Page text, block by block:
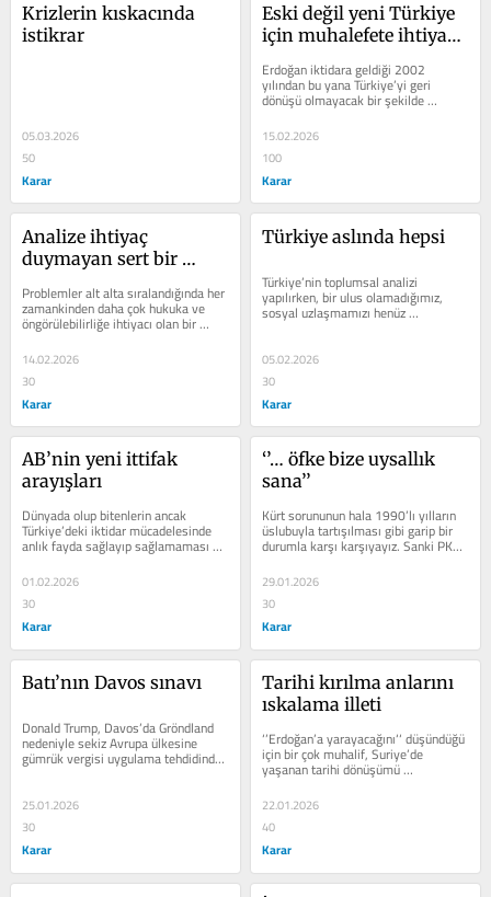
Krizlerin kıskacında
istikrar
05.03.2026
50
Karar
Eski değil yeni Türkiye
için muhalefete ihtiyaç
Erdoğan iktidara geldiği 2002
yılından bu yana Türkiye’yi geri
dönüşü olmayacak bir şekilde
değiştirdi. Muhalefetse bu değişimi
yok...
15.02.2026
100
Karar
Analize ihtiyaç
duymayan sert bir
Problemler alt alta sıralandığında her
zamankinden daha çok hukuka ve
öngörülebilirliğe ihtiyacı olan bir
ülkenin tam aksine ikisinden de...
14.02.2026
30
Karar
Türkiye aslında hepsi
Türkiye’nin toplumsal analizi
yapılırken, bir ulus olamadığımız,
sosyal uzlaşmamızı henüz
sağlayamadığımız ön kabulünden
05.02.2026
30
Karar
AB’nin yeni ittifak
arayışları
Dünyada olup bitenlerin ancak
Türkiye’deki iktidar mücadelesinde
anlık fayda sağlayıp sağlamaması
üzerinden değerlendiriyoruz.
Bundan...
01.02.2026
30
Karar
‘’… öfke bize uysallık
sana’’
Kürt sorununun hala 1990’lı yılların
üslubuyla tartışılması gibi garip bir
durumla karşı karşıyayız. Sanki PKK
silahlı mücadele...
29.01.2026
30
Karar
Batı’nın Davos sınavı
Donald Trump, Davos’da Gröndland
nedeniyle sekiz Avrupa ülkesine
gümrük vergisi uygulama tehdidinden
vazgeçtiğini açıklayarak gerilimi...
25.01.2026
30
Karar
Tarihi kırılma anlarını
ıskalama illeti
‘’Erdoğan’a yarayacağını‘‘ düşündüğü
için bir çok muhalif, Suriye’de
yaşanan tarihi dönüşümü
değersizleştirecek,...
22.01.2026
40
Karar